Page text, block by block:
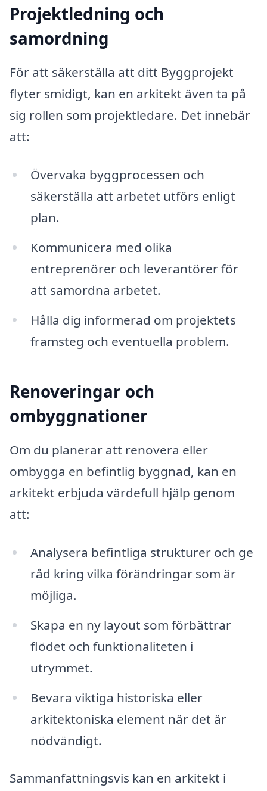
Projektledning och
samordning
För att säkerställa att ditt Byggprojekt
flyter smidigt, kan en arkitekt även ta på
sig rollen som projektledare. Det innebär
att:
Övervaka byggprocessen och
säkerställa att arbetet utförs enligt
plan.
Kommunicera med olika
entreprenörer och leverantörer för
att samordna arbetet.
Hålla dig informerad om projektets
framsteg och eventuella problem.
Renoveringar och
ombyggnationer
Om du planerar att renovera eller
ombygga en befintlig byggnad, kan en
arkitekt erbjuda värdefull hjälp genom
att:
Analysera befintliga strukturer och ge
råd kring vilka förändringar som är
möjliga.
Skapa en ny layout som förbättrar
flödet och funktionaliteten i
utrymmet.
Bevara viktiga historiska eller
arkitektoniska element när det är
nödvändigt.
Sammanfattningsvis kan en arkitekt i